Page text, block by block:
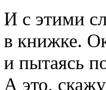
И с этими
в книжке.
и пытаясь
А это,